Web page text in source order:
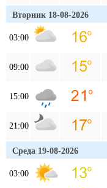
Вторник 18-08-2026
03:00
09:00
15:00
21:00
Среда 19-08-2026
03:00